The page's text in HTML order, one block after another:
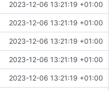
2023-12-06 13:21:19 +01:00
2023-12-06 13:21:19 +01:00
2023-12-06 13:21:19 +01:00
2023-12-06 13:21:19 +01:00
2023-12-06 13:21:19 +01:00